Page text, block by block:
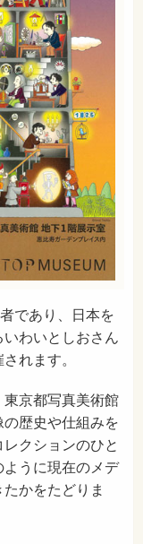
であり、日本を
わいとしおさん
れます。
京都写真美術館
歴史や仕組みを
クションのひと
うに現在のメデ
かをたどりま